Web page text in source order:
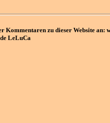
Kommentaren zu dieser Website an:
LeLuCa